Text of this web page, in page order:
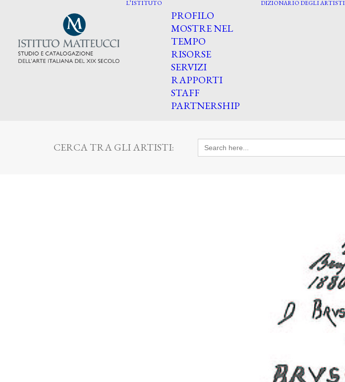
L’ISTITUTO
PROFILO
MOSTRE NEL
TEMPO
RISORSE
SERVIZI
RAPPORTI
STAFF
PARTNERSHIP
DIZIONARIO DEGLI ARTISTI
CERCA TRA GLI ARTISTI: Search
for: